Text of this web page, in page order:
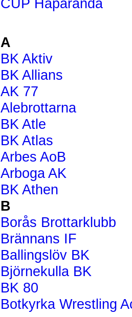
CUP Haparanda
A
BK Aktiv
BK Allians
AK 77
Alebrottarna
BK Atle
BK Atlas
Arbes AoB
Arboga AK
BK Athen
B
Borås Brottarklubb
Brännans IF
Ballingslöv BK
Björnekulla BK
BK 80
Botkyrka Wrestling